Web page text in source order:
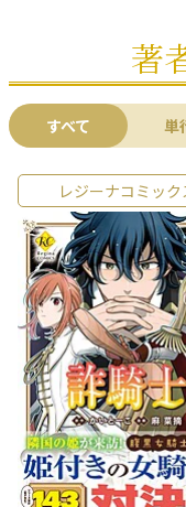
著
すべて 単
レジーナコミック